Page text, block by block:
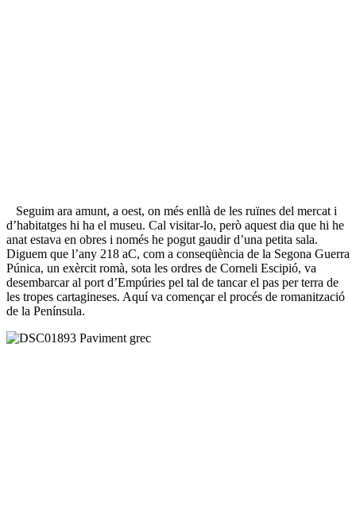
Seguim ara amunt, a oest, on més enllà de les ruïnes del mercat i
d’habitatges hi ha el museu. Cal visitar-lo, però aquest dia que hi he
anat estava en obres i només he pogut gaudir d’una petita sala.
Diguem que l’any 218 aC, com a conseqüència de la Segona Guerra
Púnica, un exèrcit romà, sota les ordres de Corneli Escipió, va
desembarcar al port d’Empúries pel tal de tancar el pas per terra de
les tropes cartagineses. Aquí va començar el procés de romanització
de la Península.